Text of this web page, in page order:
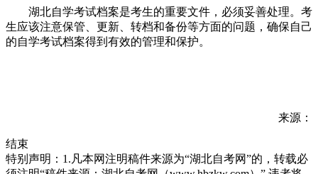
湖北自学考试档案是考生的重要文件，必须妥善处理。考
生应该注意保管、更新、转档和备份等方面的问题，确保自己
的自学考试档案得到有效的管理和保护。
来源：
结束
特别声明：1.凡本网注明稿件来源为“湖北自考网”的，转载必